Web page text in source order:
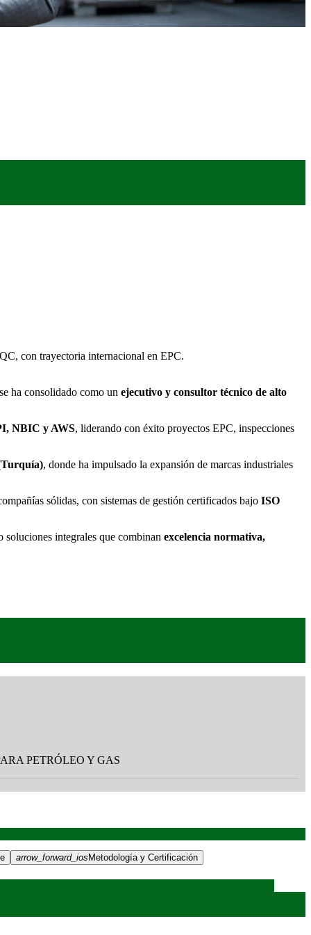
con trayectoria internacional en EPC.
ha consolidado como un ejecutivo y consultor técnico de alto
NBIC y AWS, liderando con éxito proyectos EPC, inspecciones
, donde ha impulsado la expansión de marcas industriales
sólidas, con sistemas de gestión certificados bajo ISO
soluciones integrales que combinan excelencia normativa,
PETRÓLEO Y GAS
arrow_forward_iosMetodología y Certificación